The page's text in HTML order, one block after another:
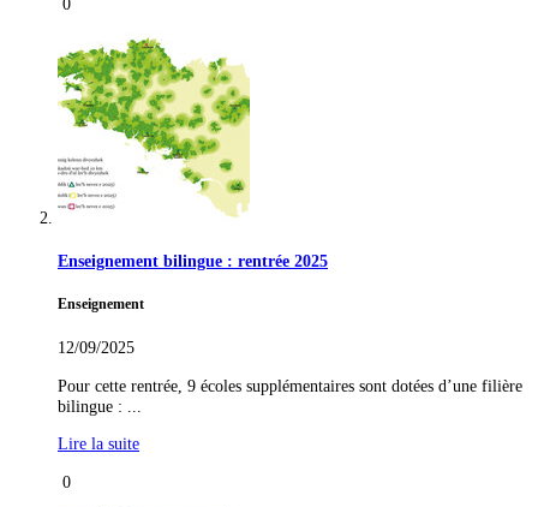
Enseignement bilingue : rentrée 2025
Enseignement
12/09/2025
Pour cette rentrée, 9 écoles supplémentaires sont dotées d’une filière
bilingue : ...
Lire la suite
0